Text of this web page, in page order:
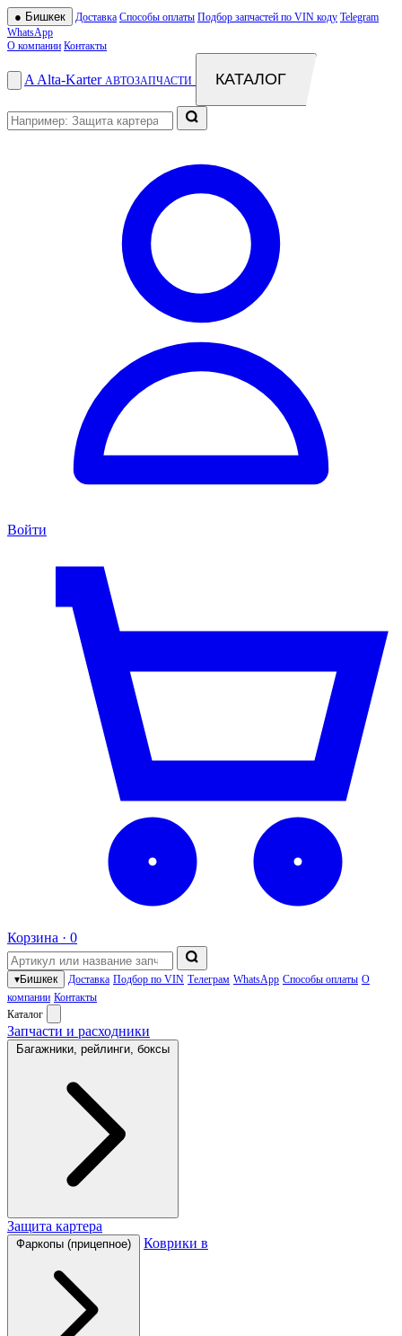
● Бишкек Доставка Способы оплаты Подбор запчастей по VIN коду Telegram
WhatsApp
О компании Контакты
A Alta-Karter АВТОЗАПЧАСТИ КАТАЛОГ
Войти
Корзина · 0
▾Бишкек Доставка Подбор по VIN Телеграм WhatsApp Способы оплаты О
компании Контакты
Каталог
Запчасти и расходники
Багажники, рейлинги, боксы
Защита картера
Фаркопы (прицепное) Коврики в